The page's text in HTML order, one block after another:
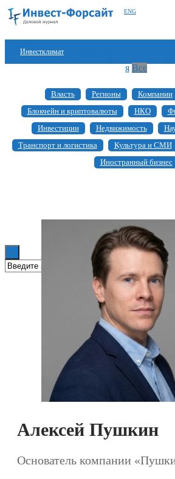
ENG
Инвестклимат
Инвестиции
Блокчейн
Стартапы
а б в г д е ж
я Все
Власть Регионы Компании
Блокчейн и криптовалюты
НКО
Инвестиции
Недвижимость
Транспорт и логистика
Культура и СМИ
Иностранный бизнес
Алексей Пушкин
Основатель компании